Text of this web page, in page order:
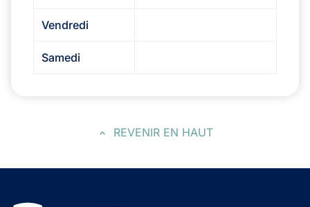
Vendredi
Samedi
REVENIR EN HAUT